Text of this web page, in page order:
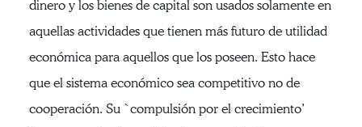
dinero y los bienes de capital son usados solamente en
aquellas actividades que tienen más futuro de utilidad
económica para aquellos que los poseen. Esto hace
que el sistema económico sea competitivo no de
cooperación. Su `compulsión por el crecimiento’